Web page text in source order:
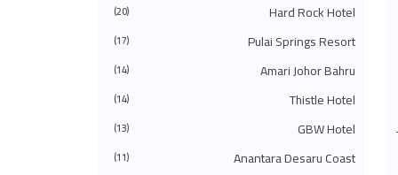
◄يوليو 2024 (49)
◄مايو 2024 (34)
◄مارس 2024 (73)
◄فبراير 2024
◄يناير 2024
◄
2023
(483)
◄نوفمبر 2023 (40)
Hard Rock Hotel
(20)
Pulai Springs Resort
(17)
Amari Johor Bahru
(14)
Thistle Hotel
(14)
GBW Hotel
(13)
Anantara Desaru Coast
(11)